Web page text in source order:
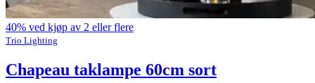
40% ved kjøp av 2 eller flere
Trio Lighting
Chapeau taklampe 60cm sort